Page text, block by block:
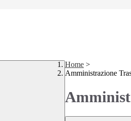
Home >
Amministrazione